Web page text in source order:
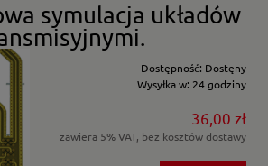
symulacja układów
Dostępność: Dostęny
Wysyłka w: 24 godziny
36,00 zł
zawiera 5% VAT, bez kosztów dostawy